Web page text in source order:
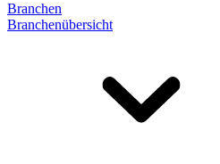
Branchen
Branchenübersicht